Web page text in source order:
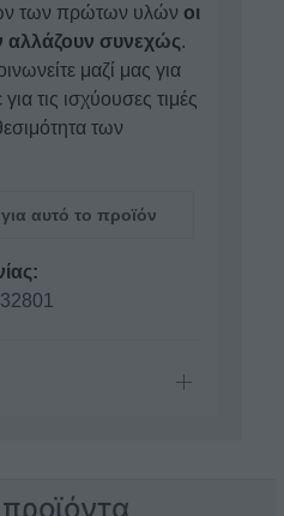
των πρώτων υλών οι
αλλάζουν συνεχώς.
μαζί μας για
τις ισχύουσες τιμές
των
αυτό το προϊόν